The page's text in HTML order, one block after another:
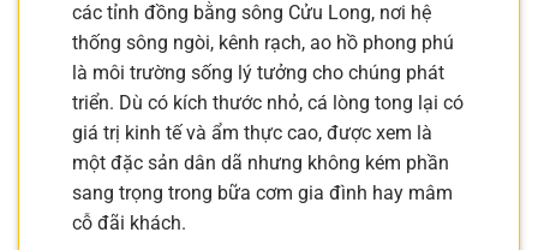
các tỉnh đồng bằng sông Cửu Long, nơi hệ
thống sông ngòi, kênh rạch, ao hồ phong phú
là môi trường sống lý tưởng cho chúng phát
triển. Dù có kích thước nhỏ, cá lòng tong lại có
giá trị kinh tế và ẩm thực cao, được xem là
một đặc sản dân dã nhưng không kém phần
sang trọng trong bữa cơm gia đình hay mâm
cỗ đãi khách.